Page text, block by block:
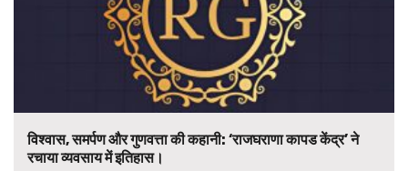
विश्वास, समर्पण और गुणवत्ता की कहानी: ‘राजघराणा कापड केंद्र’ ने
रचाया व्यवसाय में इतिहास।